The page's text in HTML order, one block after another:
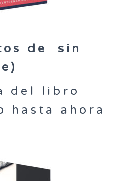
de sin
del libro
hasta ahora